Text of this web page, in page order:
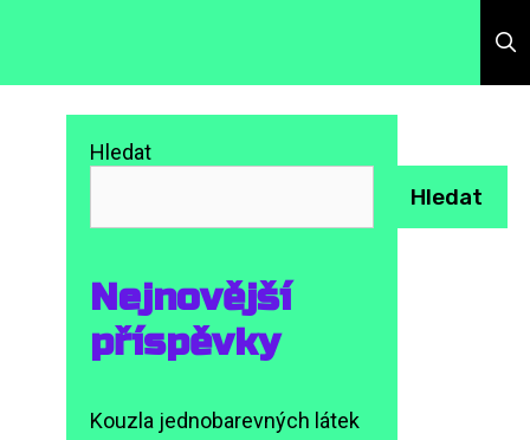
Hledat
Hledat
Nejnovější
příspěvky
Kouzla jednobarevných látek